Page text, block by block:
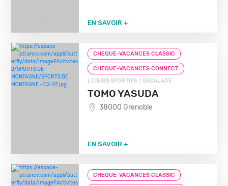
EN SAVOIR +
CHEQUE-VACANCES CLASSIC
CHEQUE-VACANCES CONNECT
LOISIRS SPORTIFS / ESCALADE
TOMO YASUDA
38000 Grenoble
EN SAVOIR +
CHEQUE-VACANCES CLASSIC